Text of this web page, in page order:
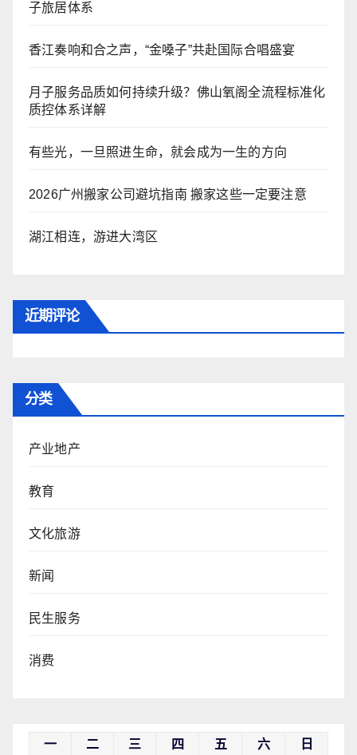
子旅居体系
香江奏响和合之声，“金嗓子”共赴国际合唱盛宴
月子服务品质如何持续升级？佛山氧阁全流程标准化
质控体系详解
有些光，一旦照进生命，就会成为一生的方向
2026广州搬家公司避坑指南 搬家这些一定要注意
湖江相连，游进大湾区
近期评论
分类
产业地产
教育
文化旅游
新闻
民生服务
消费
一 二 三 四 五 六 日